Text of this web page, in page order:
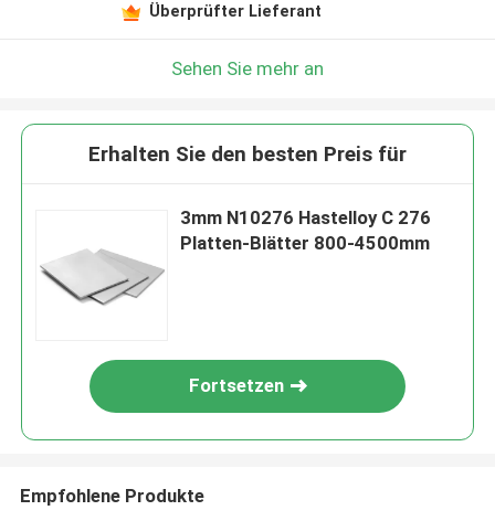
Überprüfter Lieferant
Sehen Sie mehr an
Erhalten Sie den besten Preis für
3mm N10276 Hastelloy C 276
Platten-Blätter 800-4500mm
Fortsetzen
Empfohlene Produkte